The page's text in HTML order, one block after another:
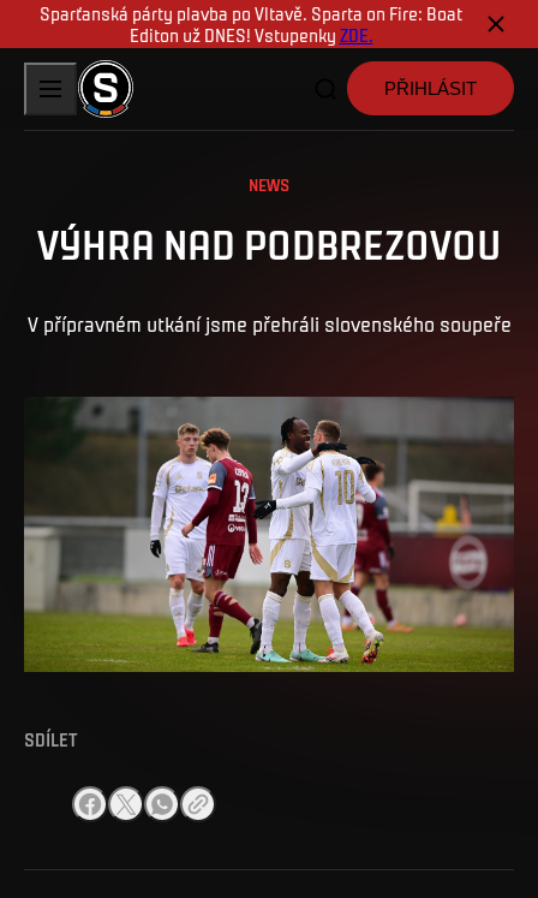
Sparťanská párty plavba po Vltavě. Sparta on Fire: Boat
Editon už DNES! Vstupenky ZDE.
PŘIHLÁSIT
NEWS
VÝHRA NAD PODBREZOVOU
V přípravném utkání jsme přehráli slovenského soupeře
SDÍLET